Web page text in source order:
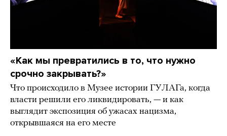
«Как мы превратились в то, что нужно
срочно закрывать?»
Что происходило в Музее истории ГУЛАГа, когда
власти решили его ликвидировать, — и как
выглядит экспозиция об ужасах нацизма,
открывшаяся на его месте